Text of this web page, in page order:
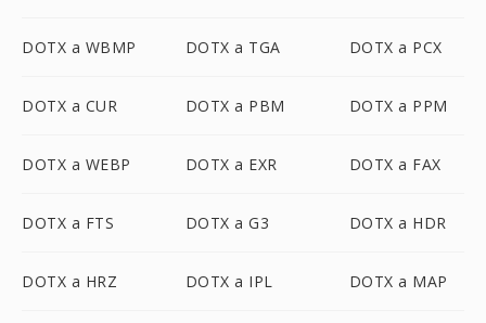
DOTX a WBMP DOTX a TGA DOTX a PCX
DOTX a CUR DOTX a PBM DOTX a PPM
DOTX a WEBP DOTX a EXR DOTX a FAX
DOTX a FTS DOTX a G3 DOTX a HDR
DOTX a HRZ DOTX a IPL DOTX a MAP